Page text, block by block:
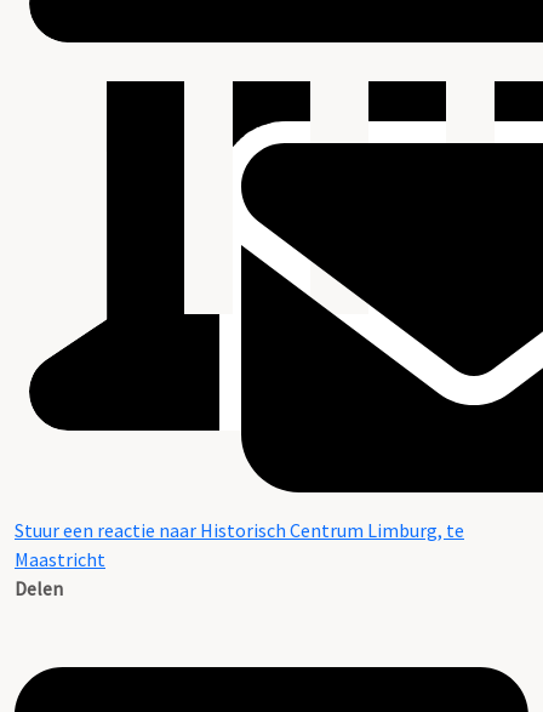
Stuur een reactie naar Historisch Centrum Limburg, te
Maastricht
Delen